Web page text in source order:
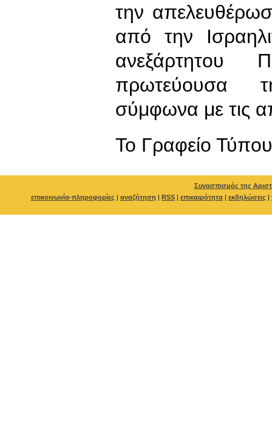
την
από την
ανεξάρτητου
πρωτεύουσα
σύμφωνα με τις
To Γραφείο Τύπου
Συνασπισμός της
επικοινωνία-πληροφορίες | αναζήτηση | RSS | επικαιρότητα | εκδηλώσεις |